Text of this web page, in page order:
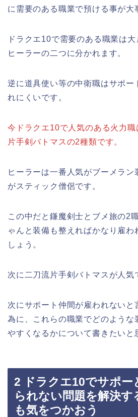
に需要のある職業で預ける事が大
ドラクエ10で需要のある職業は
ヒーラーの二つに分かれます。
逆に道具使い等の中衛職はサポー
れにくいです。
今ドラクエ10で人気のある火力
片手剣バトマスの2種類です。
ヒーラーは一番人気がブーメラン
がスティック僧侶です。
この中だと鎌魔剣士とブメ旅の2
ゃんと装備も整えればかなり雇わ
しょう。
次に二刀流片手剣バトマスが人気
次にサポート仲間が雇われないと
為に、これらの職業でどのような
やすくなるかについて書きたいと
2 ドラクエ10でサポー
られない問題を解決す
も気をつかおう